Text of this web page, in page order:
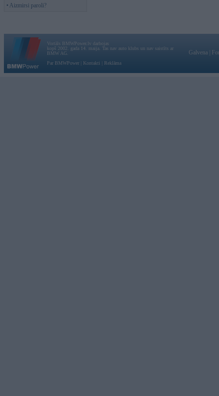
• Aizmirsi paroli?
Vortāls BMWPower.lv darbojas
kopš 2002. gada 14. maija. Tas nav auto klubs un nav saistīts ar
BMW AG.
Par BMWPower
Kontakti Reklāma
Galvena